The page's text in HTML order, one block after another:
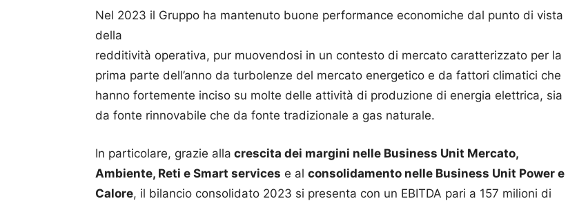
Nel 2023 il Gruppo ha mantenuto buone performance economiche dal punto di vista
della
redditività operativa, pur muovendosi in un contesto di mercato caratterizzato per la
prima parte dell’anno da turbolenze del mercato energetico e da fattori climatici che
hanno fortemente inciso su molte delle attività di produzione di energia elettrica, sia
da fonte rinnovabile che da fonte tradizionale a gas naturale.
In particolare, grazie alla crescita dei margini nelle Business Unit Mercato,
Ambiente, Reti e Smart services e al consolidamento nelle Business Unit Power e
Calore, il bilancio consolidato 2023 si presenta con un EBITDA pari a 157 milioni di